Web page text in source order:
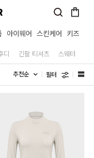
아이웨어 스킨케어 키즈
디 긴팔 티셔츠 스웨터
필터